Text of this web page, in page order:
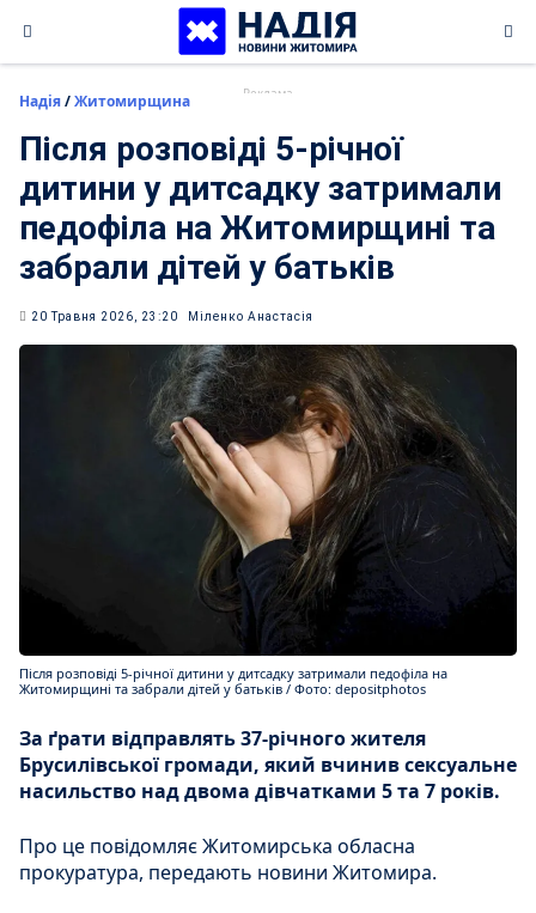
content
Надія/Житомирщина
Після розповіді 5-річної
дитини у дитсадку затримали
педофіла на Житомирщині та
забрали дітей у батьків
20 Травня 2026, 23:20 Міленко Анастасія
Після розповіді 5-річної дитини у дитсадку затримали педофіла на
Житомирщині та забрали дітей у батьків / Фото: depositphotos
За ґрати відправлять 37-річного жителя
Брусилівської громади, який вчинив сексуальне
насильство над двома дівчатками 5 та 7 років.
Про це повідомляє Житомирська обласна
прокуратура, передають новини Житомира.